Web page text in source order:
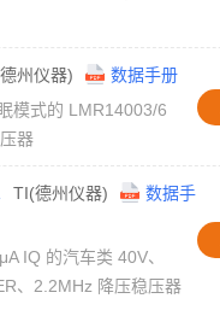
州仪器)
数据手册
模式的 LMR14003/6
器
TI(德州仪器)
数据手
IQ 的汽车类 40V、
、2.2MHz 降压稳压器